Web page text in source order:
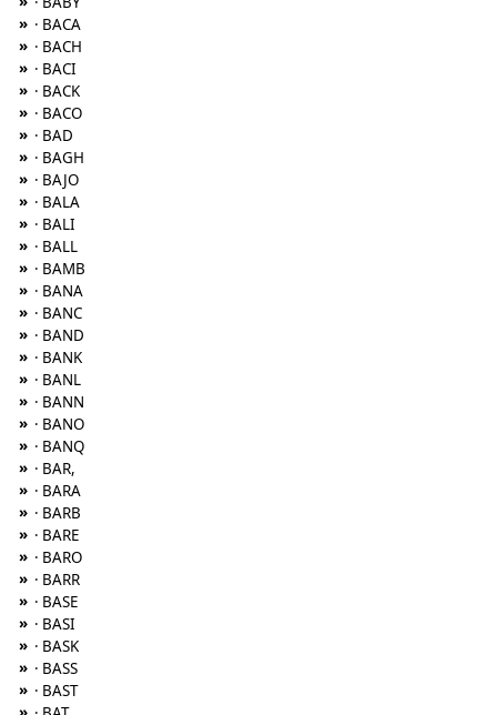
» · BACA
» · BACH
» · BACI
» · BACK
» · BACO
» · BAD
» · BAGH
» · BAJO
» · BALA
» · BALI
» · BALL
» · BAMB
» · BANA
» · BANC
» · BAND
» · BANK
» · BANL
» · BANN
» · BANO
» · BANQ
» · BAR,
» · BARA
» · BARB
» · BARE
» · BARO
» · BARR
» · BASE
» · BASI
» · BASK
» · BASS
» · BAST